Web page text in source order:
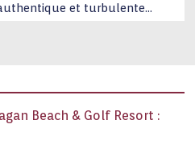
et turbulente
Beach & Golf Resort :